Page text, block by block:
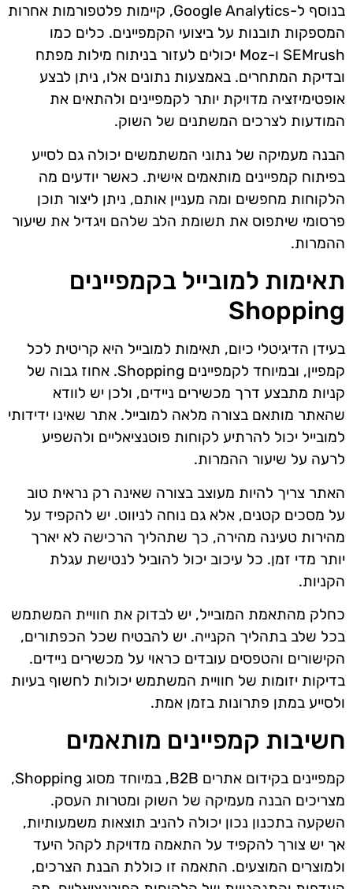
בנוסף ל-Google Analytics, קיימות פלטפורמות אחרות
המספקות תובנות על ביצועי הקמפיינים. כלים כמו
SEMrush ו-Moz יכולים לעזור בניתוח מילות מפתח
ובדיקת המתחרים. באמצעות נתונים אלו, ניתן לבצע
אופטימיזציה מדויקת יותר לקמפיינים ולהתאים את
המודעות לצרכים המשתנים של השוק.
הבנה מעמיקה של נתוני המשתמשים יכולה גם לסייע
בפיתוח קמפיינים מותאמים אישית. כאשר יודעים מה
הלקוחות מחפשים ומה מעניין אותם, ניתן ליצור תוכן
פרסומי שיתפוס את תשומת הלב שלהם ויגדיל את שיעור
ההמרות.
תאימות למובייל בקמפיינים
Shopping
בעידן הדיגיטלי כיום, תאימות למובייל היא קריטית לכל
קמפיין, ובמיוחד לקמפיינים Shopping. אחוז גבוה של
קניות מתבצע דרך מכשירים ניידים, ולכן יש לוודא
שהאתר מותאם בצורה מלאה למובייל. אתר שאינו ידידותי
למובייל יכול להרתיע לקוחות פוטנציאליים ולהשפיע
לרעה על שיעור ההמרות.
האתר צריך להיות מעוצב בצורה שאינה רק נראית טוב
על מסכים קטנים, אלא גם נוחה לניווט. יש להקפיד על
מהירות טעינה מהירה, כך שתהליך הרכישה לא יארך
יותר מדי זמן. כל עיכוב יכול להוביל לנטישת עגלת
הקניות.
כחלק מהתאמת המובייל, יש לבדוק את חוויית המשתמש
בכל שלב בתהליך הקנייה. יש להבטיח שכל הכפתורים,
הקישורים והטפסים עובדים כראוי על מכשירים ניידים.
בדיקות יזומות של חוויית המשתמש יכולות לחשוף בעיות
ולסייע במתן פתרונות בזמן אמת.
חשיבות קמפיינים מותאמים
קמפיינים בקידום אתרים B2B, במיוחד מסוג Shopping,
מצריכים הבנה מעמיקה של השוק ומטרות העסק.
השקעה בתכנון נכון יכולה להניב תוצאות משמעותיות,
אך יש צורך להקפיד על התאמה מדויקת לקהל היעד
ולמוצרים המוצעים. התאמה זו כוללת הבנת הצרכים,